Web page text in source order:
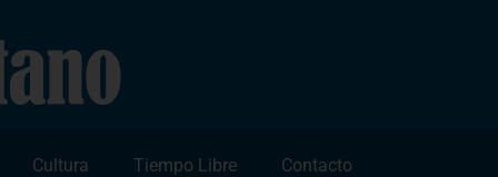
Cultura Tiempo Libre Contacto